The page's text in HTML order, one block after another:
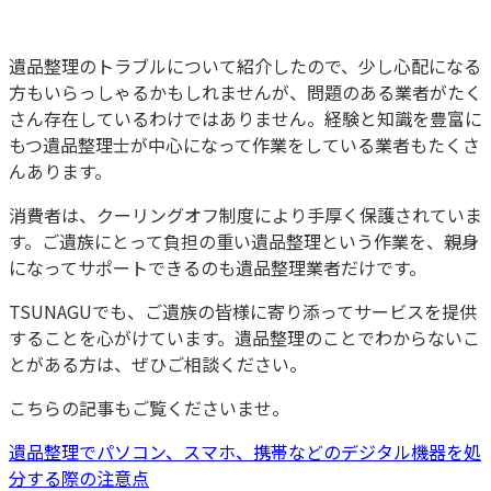
遺品整理のトラブルについて紹介したので、少し心配になる
方もいらっしゃるかもしれませんが、問題のある業者がたく
さん存在しているわけではありません。経験と知識を豊富に
もつ遺品整理士が中心になって作業をしている業者もたくさ
んあります。
消費者は、クーリングオフ制度により手厚く保護されていま
す。ご遺族にとって負担の重い遺品整理という作業を、親身
になってサポートできるのも遺品整理業者だけです。
TSUNAGUでも、ご遺族の皆様に寄り添ってサービスを提供
することを心がけています。遺品整理のことでわからないこ
とがある方は、ぜひご相談ください。
こちらの記事もご覧くださいませ。
遺品整理でパソコン、スマホ、携帯などのデジタル機器を処
分する際の注意点